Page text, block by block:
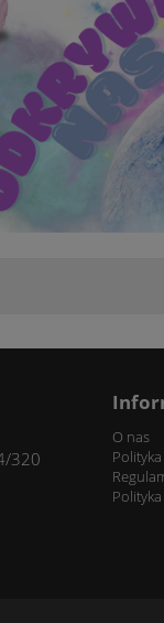
320
O nas